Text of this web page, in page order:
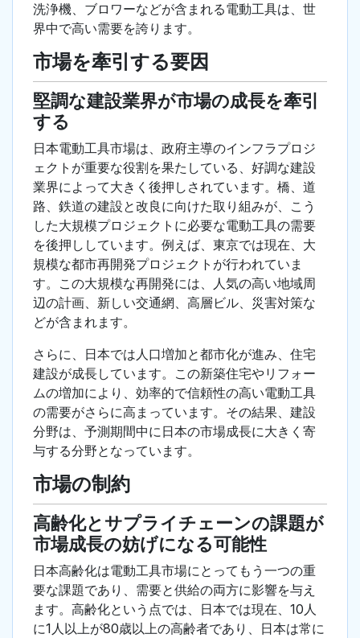
洗浄機、ブロワーなどが含まれる電動工具は、世
界中で高い需要を誇ります。
市場を牽引する要因
堅調な建設業界が市場の成長を牽引
する
日本電動工具市場は、政府主導のインフラプロジ
ェクトが重要な役割を果たしている、好調な建設
業界によって大きく後押しされています。橋、道
路、鉄道の建設と改良に向けた取り組みが、こう
した大規模プロジェクトに必要な電動工具の需要
を後押ししています。例えば、東京では現在、大
規模な都市再開発プロジェクトが行われていま
す。この大規模な再開発には、人気の高い地域周
辺の計画、新しい交通網、高層ビル、災害対策な
どが含まれます。
さらに、日本では人口増加と都市化が進み、住宅
建設が成長しています。この新築住宅やリフォー
ムの増加により、効率的で信頼性の高い電動工具
の需要がさらに高まっています。その結果、建設
分野は、予測期間中に日本の市場成長に大きく寄
与する分野となっています。
市場の制約
高齢化とサプライチェーンの課題が
市場成長の妨げになる可能性
日本高齢化は電動工具市場にとってもう一つの重
要な課題であり、需要と供給の両方に影響を与え
ます。高齢化という点では、日本では現在、10人
に1人以上が80歳以上の高齢者であり、日本は常に